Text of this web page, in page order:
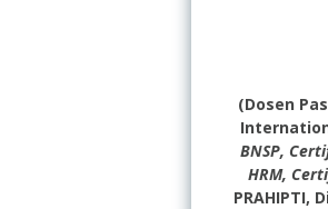
(Dosen
BNSP,
HRM,
PRAHIPTI,